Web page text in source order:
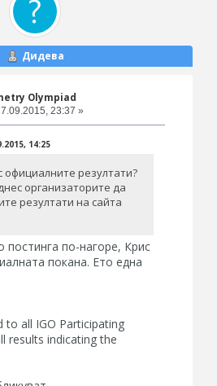
Дидева
Olympiad
23:37 »
14:25
официалните резултати?
организаторите да
резултати на сайта
постинга по-нагоре, Крис
покана. Ето една
to all IGO Participating
results indicating the